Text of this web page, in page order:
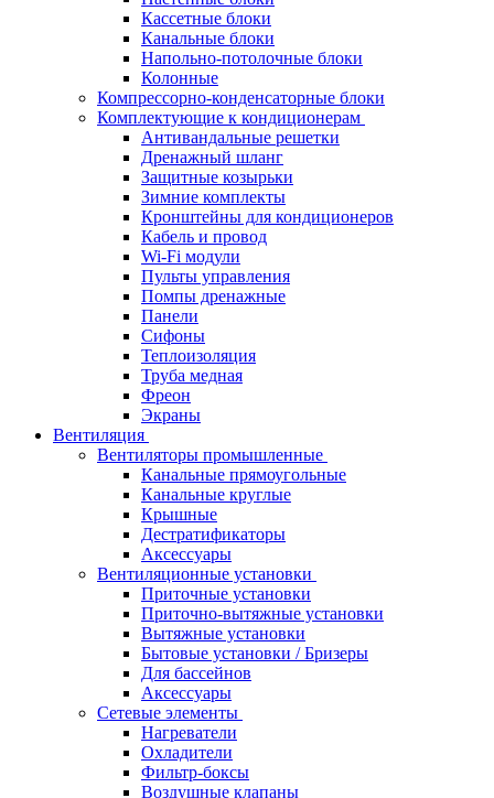
Кассетные блоки
Канальные блоки
Напольно-потолочные блоки
Колонные
Компрессорно-конденсаторные блоки
Комплектующие к кондиционерам
Антивандальные решетки
Дренажный шланг
Защитные козырьки
Зимние комплекты
Кронштейны для кондиционеров
Кабель и провод
Wi-Fi модули
Пульты управления
Помпы дренажные
Панели
Сифоны
Теплоизоляция
Труба медная
Фреон
Экраны
Вентиляция
Вентиляторы промышленные
Канальные прямоугольные
Канальные круглые
Крышные
Дестратификаторы
Аксессуары
Вентиляционные установки
Приточные установки
Приточно-вытяжные установки
Вытяжные установки
Бытовые установки / Бризеры
Для бассейнов
Аксессуары
Сетевые элементы
Нагреватели
Охладители
Фильтр-боксы
Воздушные клапаны